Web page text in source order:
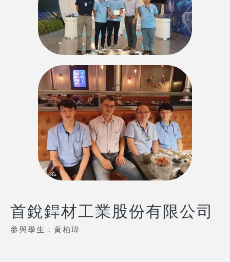
首銳銲材工業股份有限公司
參與學生：黃柏瑋